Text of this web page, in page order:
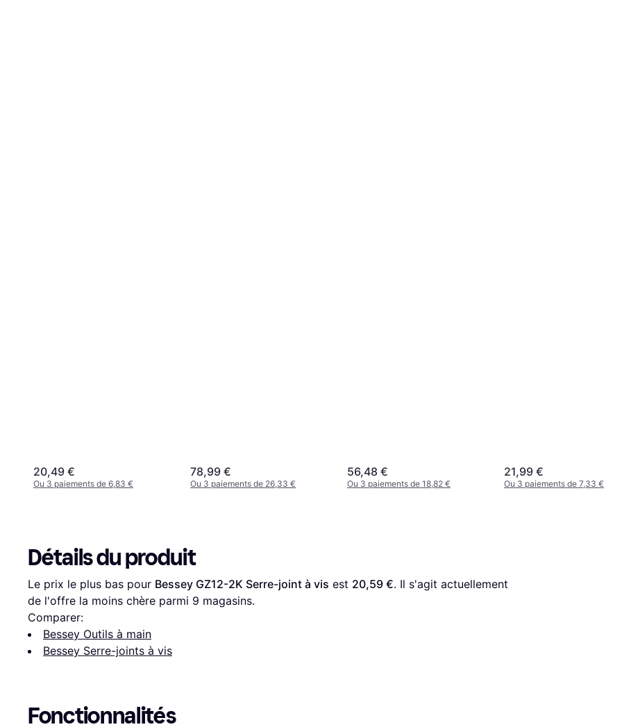
20,49 €
Ou 3 paiements de 6,83 €
78,99 €
Ou 3 paiements de 26,33 €
56,48 €
Ou 3 paiements de 18,82 €
21,99 €
Ou 3 paiements de 7,33 €
Détails du produit
Le prix le plus bas pour Bessey GZ12-2K Serre-joint à vis est 20,59 €. Il s'agit actuellement
de l'offre la moins chère parmi 9 magasins.
Comparer:
Bessey Outils à main
Bessey Serre-joints à vis
Fonctionnalités